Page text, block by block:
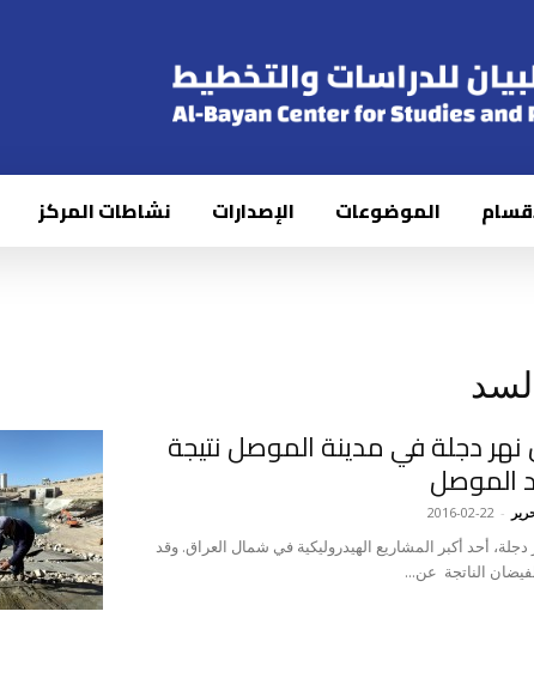
الموضوعات الإصدارات نشاطات المركز
دجلة في مدينة الموصل نتيجة
الموصل
-
2016-02-22
أحد أكبر المشاريع الهيدروليكية في شمال العراق. وقد
الناتجة عن...